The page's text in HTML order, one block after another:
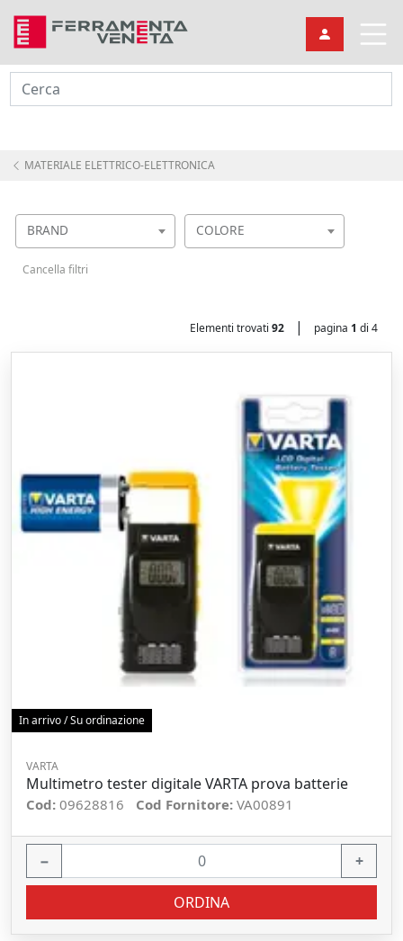
Cerca
MATERIALE ELETTRICO-ELETTRONICA
BRAND COLORE
Cancella filtri
Elementi trovati 92 | pagina 1 di 4
In arrivo / Su ordinazione
VARTA
Multimetro tester digitale VARTA prova batterie
Cod: 09628816 Cod Fornitore: VA00891
− +
ORDINA